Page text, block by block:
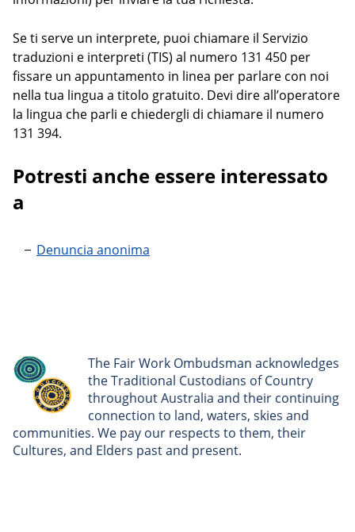
Se ti serve un interprete, puoi chiamare il Servizio
traduzioni e interpreti (TIS) al numero 131 450 per
fissare un appuntamento in linea per parlare con noi
nella tua lingua a titolo gratuito. Devi dire all’operatore
la lingua che parli e chiedergli di chiamare il numero
131 394.
Potresti anche essere interessato
a
Denuncia anonima
The Fair Work Ombudsman acknowledges
the Traditional Custodians of Country
throughout Australia and their continuing
connection to land, waters, skies and
communities. We pay our respects to them, their
Cultures, and Elders past and present.